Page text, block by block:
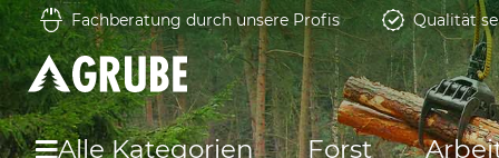
Fachberatung durch unsere Profis Qualität
Alle Kategorien Forst